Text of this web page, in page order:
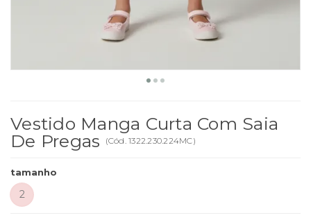
Vestido Manga Curta Com Saia
De Pregas
(Cód. 1322.230.224MC)
tamanho
2